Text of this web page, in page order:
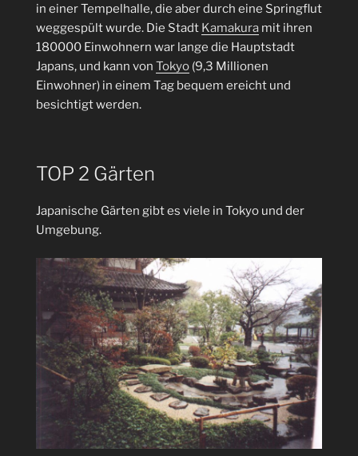
in einer Tempelhalle, die aber durch eine Springflut
weggespült wurde. Die Stadt Kamakura mit ihren
180000 Einwohnern war lange die Hauptstadt
Japans, und kann von Tokyo (9,3 Millionen
Einwohner) in einem Tag bequem ereicht und
besichtigt werden.
TOP 2 Gärten
Japanische Gärten gibt es viele in Tokyo und der
Umgebung.